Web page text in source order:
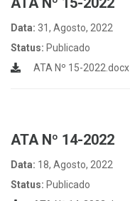
Data: 31, Agosto, 2022
Status: Publicado
ATA Nº 15-2022.docx
ATA Nº 14-2022
Data: 18, Agosto, 2022
Status: Publicado